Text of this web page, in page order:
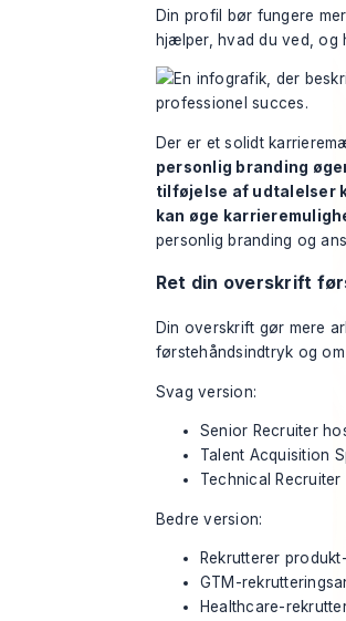
Din profil bør fungere
hjælper, hvad du ved, og
Der er et solidt
personlig branding
tilføjelse af udtalelser
kan øge
personlig branding og
Ret din overskrift
Din overskrift gør mere
førstehåndsindtryk og
Svag version:
Senior Recruiter
Talent Acquisition
Technical
Bedre version:
Rekrutterer
GTM-
Healthcare-